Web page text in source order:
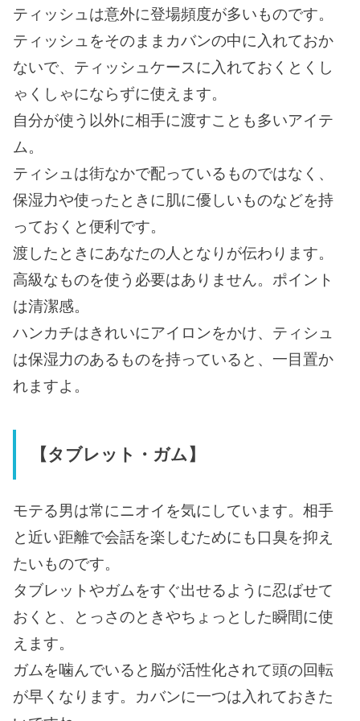
ティッシュは意外に登場頻度が多いものです。
ティッシュをそのままカバンの中に入れておか
ないで、ティッシュケースに入れておくとくし
ゃくしゃにならずに使えます。
自分が使う以外に相手に渡すことも多いアイテ
ム。
ティシュは街なかで配っているものではなく、
保湿力や使ったときに肌に優しいものなどを持
っておくと便利です。
渡したときにあなたの人となりが伝わります。
高級なものを使う必要はありません。ポイント
は清潔感。
ハンカチはきれいにアイロンをかけ、ティシュ
は保湿力のあるものを持っていると、一目置か
れますよ。
【タブレット・ガム】
モテる男は常にニオイを気にしています。相手
と近い距離で会話を楽しむためにも口臭を抑え
たいものです。
タブレットやガムをすぐ出せるように忍ばせて
おくと、とっさのときやちょっとした瞬間に使
えます。
ガムを噛んでいると脳が活性化されて頭の回転
が早くなります。カバンに一つは入れておきた